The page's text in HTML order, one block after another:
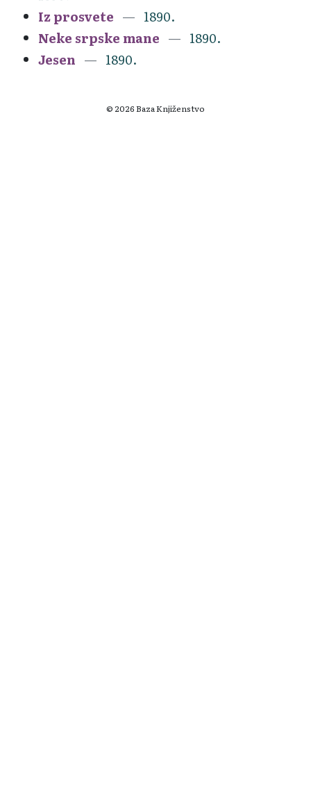
Iz prosvete
1890.
Neke srpske mane
1890.
Jesen
1890.
© 2026 Baza Knjiženstvo